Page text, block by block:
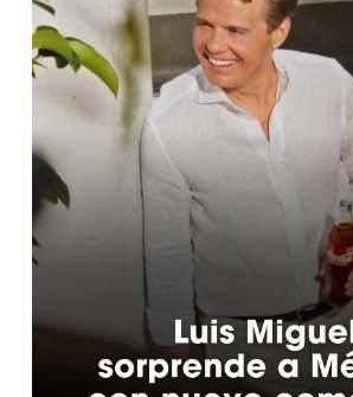
22